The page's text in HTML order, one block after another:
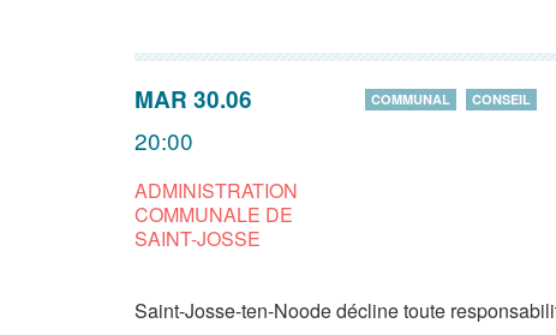
MAR 30.06
20:00
ADMINISTRATION
COMMUNALE DE
SAINT-JOSSE
COMMUNAL CONSEIL
Saint-Josse-ten-Noode décline toute